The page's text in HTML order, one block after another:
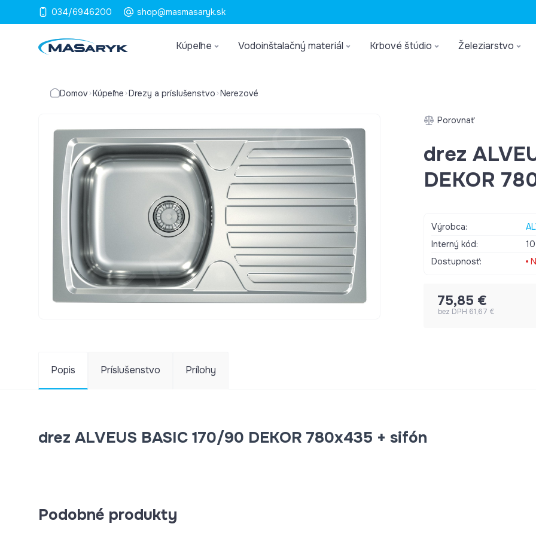
034/6946200 shop@masmasaryk.sk
Kúpeľne Vodoinštalačný materiál Krbové štúdio Železiarstvo
Domov Kúpeľne Drezy a príslušenstvo Nerezové
Porovnať
drez
DEKOR
Výrobca:
Interný kód:
Dostupnosť:
75,85 €
bez DPH 61,67 €
Popis Príslušenstvo Prílohy
drez ALVEUS BASIC 170/90 DEKOR 780x435 + sifón
Podobné produkty